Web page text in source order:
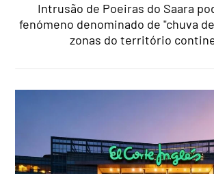
Intrusão de Poeiras do Saara
fenómeno denominado de "chuva
zonas do território